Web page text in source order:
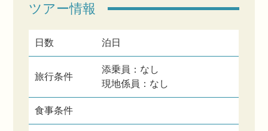
ツアー情報
日数 泊日
旅行条件
添乗員：なし
現地係員：なし
食事条件